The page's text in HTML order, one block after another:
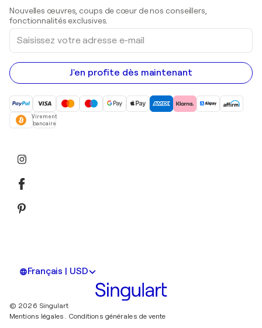
Peintures acryliques
Nouvelles œuvres, coups de cœur de nos conseillers,
fonctionnalités exclusives.
Saisissez
votre
adresse
e-
mail
J'en profite dès maintenant
Virement
bancaire
Français | USD
© 2026 Singulart
Mentions légales. Conditions générales de vente